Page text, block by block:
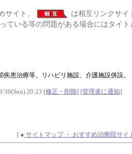
サイト、
は相互リンクサ
ている等の問題がある場合にはタイト
疾患治療等。リハビリ施設、介護施設併設。
30(Sun) 20:23 [修正・削除] [管理者に通知]
[ ● サイトマップ ・ おすすめ治療院サイ